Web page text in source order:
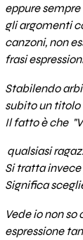
eppure
gli argomenti
canzoni, non
frasi
Stabilendo
subito un titolo
Il fatto è che
qualsiasi
Si tratta
Significa
Vede io non
espressione